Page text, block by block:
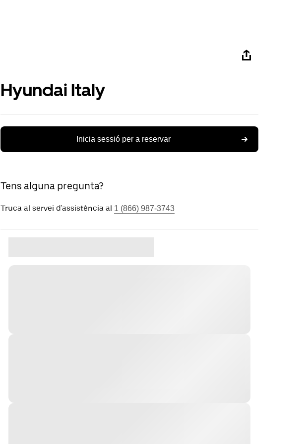
Hyundai Italy
Inicia sessió per a reservar
Tens alguna pregunta?
Truca al servei d'assistència al 1 (866) 987-3743